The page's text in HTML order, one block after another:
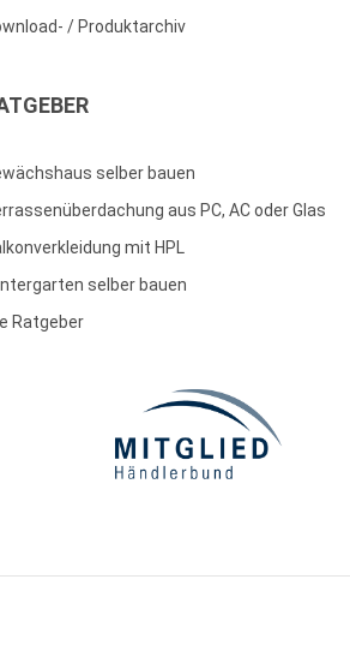
/ Produktarchiv
selber bauen
aus PC, AC oder Glas
mit HPL
selber bauen
Ratgeber